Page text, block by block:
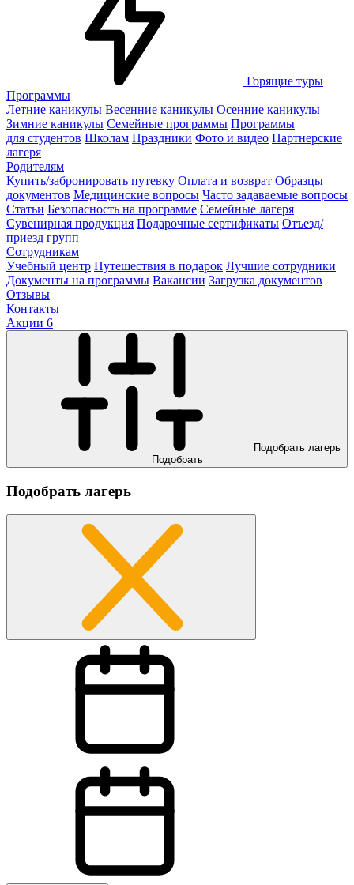
Горящие туры
Программы
Летние каникулы Весенние каникулы Осенние каникулы
Зимние каникулы Семейные программы Программы
для студентов Школам Праздники Фото и видео Партнерские
лагеря
Родителям
Купить/забронировать путевку Оплата и возврат Образцы
документов Медицинские вопросы Часто задаваемые вопросы
Статьи Безопасность на программе Семейные лагеря
Сувенирная продукция Подарочные сертификаты Отъезд/
приезд групп
Сотрудникам
Учебный центр Путешествия в подарок Лучшие сотрудники
Документы на программы Вакансии Загрузка документов
Отзывы
Контакты
Акции 6
Подобрать лагерь
Подобрать
Подобрать лагерь